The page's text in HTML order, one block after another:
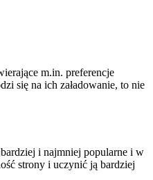
m.in. preferencje
się na ich załadowanie, to nie
i najmniej popularne i w
strony i uczynić ją bardziej